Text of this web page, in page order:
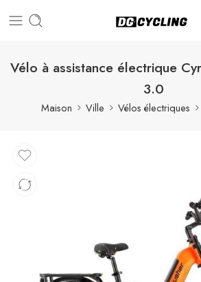
Vélo à assistance électrique
3.0
Maison Ville Vélos électriques